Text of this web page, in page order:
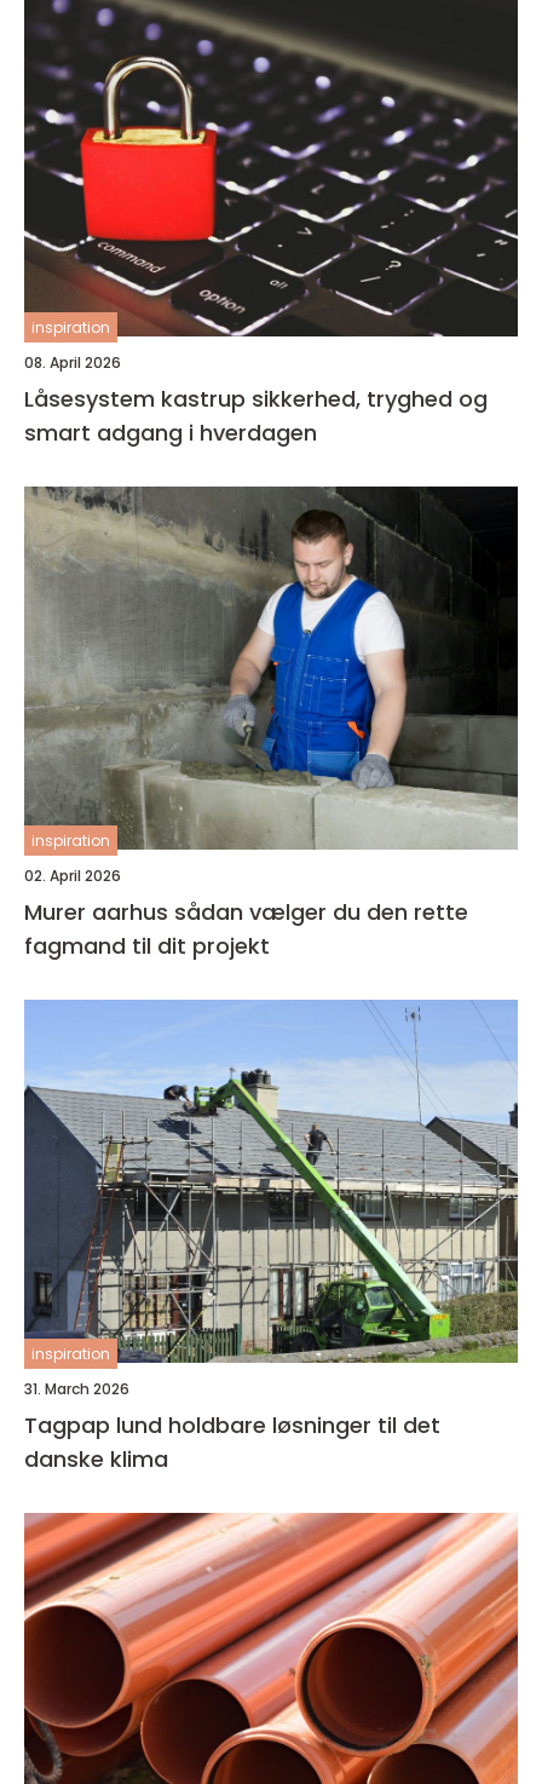
inspiration
08. April 2026
Låsesystem kastrup sikkerhed, tryghed og
smart adgang i hverdagen
inspiration
02. April 2026
Murer aarhus sådan vælger du den rette
fagmand til dit projekt
inspiration
31. March 2026
Tagpap lund holdbare løsninger til det
danske klima